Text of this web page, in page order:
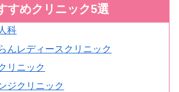
すめクリニック5選
科
んレディースクリニック
リニック
ジクリニック